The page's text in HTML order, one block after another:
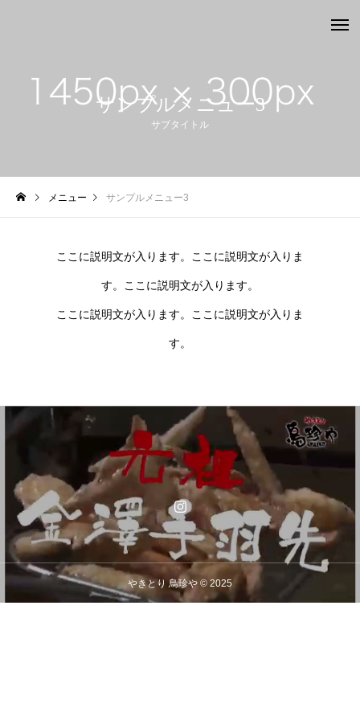
サンプルメニュー3
サブタイトル
メニュー サンプルメニュー3
ここに説明文が入ります。ここに説明文が入りま
す。ここに説明文が入ります。
ここに説明文が入ります。ここに説明文が入りま
す。
やきとり 鳥珍や © 2025